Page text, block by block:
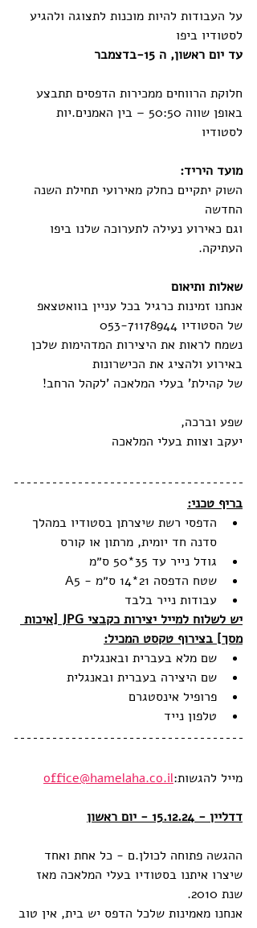
‬לסטודיו‭ ‬ביפו‭ ‬
עד‭ ‬יום‭ ‬ראשון, ‬ה‭-‬15‭ ‬בדצמבר
חלוקת‭ ‬הרווחים‭ ‬ממכירות‭ ‬הדפסים‭ ‬תתבצע‭ ‬
‬לסטודיו
מועד‭ ‬היריד‭:‬
‬החדשה‭ ‬
‬העתיקה‭.‬
שאלות‭ ‬ותיאום
‬של‭ ‬הסטודיו ‭ ‬053-71178944
‬באירוע‭ ‬ולהציג‭ ‬את‭ ‬הכישרונות‭ ‬
של‭ ‬קהילת‭ '‬בעלי‭ ‬המלאכה‭' ‬לקהל‭ ‬הרחב‭!‬
שפע‭ ‬וברכה‭,‬
יעקב‭ ‬וצוות‭ ‬בעלי‭ ‬המלאכה‭ ‬
בריף טכני:
הדפסי רשת שיצרתן בסטודיו במהלך
סדנה חד יומית, מרתון או קורס
גודל נייר עד 35*50 ס״מ
שטח הדפסה 21*14 ס״מ - A5
עבודות נייר בלבד
יש לשלוח למייל יצירות כקבצי JPG [איכות
מסך] בצירוף טקסט המכיל:
שם מלא בעברית ובאנגלית
שם היצירה בעברית ובאנגלית
פרופיל אינסטגרם
טלפון נייד
מייל להגשות:office@hamelaha.co.il
דדליין - 15.12.24 - יום ראשון
ההגשה פתוחה לכולן.ם - כל אחת ואחד
שיצרו איתנו בסטודיו בעלי המלאכה מאז
שנת 2010.
אנחנו מאמינות שלכל הדפס יש בית, אין טוב